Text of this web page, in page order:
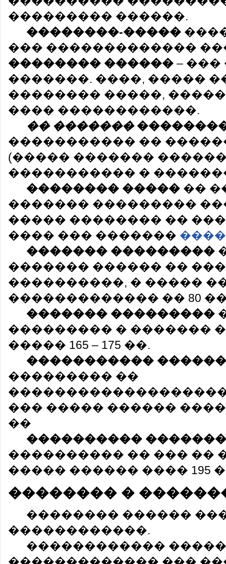
��������� ������.
��������-�����
��� �������������
�������� ������ –
�������. ����, �����
�������� �����, �����
���� ������������.
�� �������
����������� ��
(����� �������
����������� �
�������� ����� ��
������� ���������
����� �������� ��
���� ��� �������
������� ���������
������� ������ ��
����������, � �����
������������� �� 80 ��
������� ���������
��������� � �������
����� 165 – 175 ��.
�����������
��������� ��
��� ����� ������
��
����������
���������� �� ��� ��
����� ������ ���� 195
�������� �
�������� ������
������������.
������������